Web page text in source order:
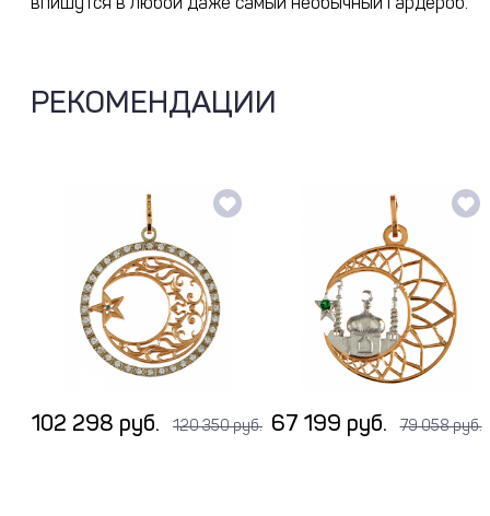
РЕКОМЕНДАЦИИ
102 298 руб. 120 350 руб. 67 199 руб. 79 058 руб.